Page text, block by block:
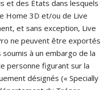
et des États dans lesquels
Home 3D et/ou de Live
et sans exception, Live
ne peuvent être exportés
à un embargo de la
personne figurant sur la
désignés (« Specially